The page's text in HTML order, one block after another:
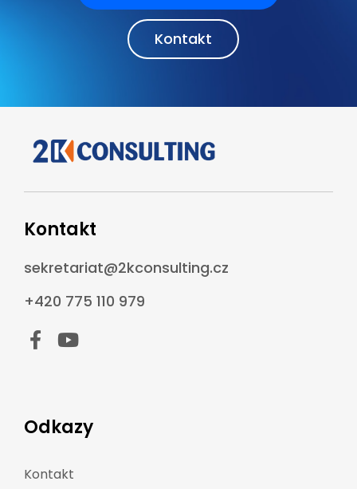
Kontakt
Kontakt
sekretariat@2kconsulting.cz
+420 775 110 979
Odkazy
Kontakt